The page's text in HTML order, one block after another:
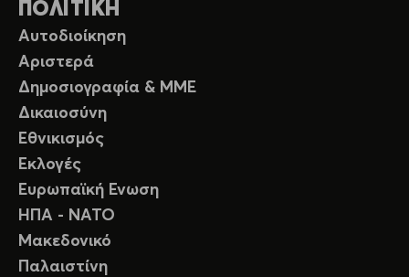
ΠΟΛΙΤΙΚΗ
Αυτοδιοίκηση
Αριστερά
Δημοσιογραφία & ΜΜΕ
Δικαιοσύνη
Εθνικισμός
Εκλογές
Ευρωπαϊκή Ενωση
ΗΠΑ - ΝΑΤΟ
Μακεδονικό
Παλαιστίνη